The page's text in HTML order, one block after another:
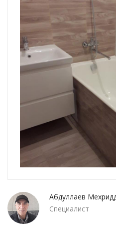
Абдуллаев
Специалист